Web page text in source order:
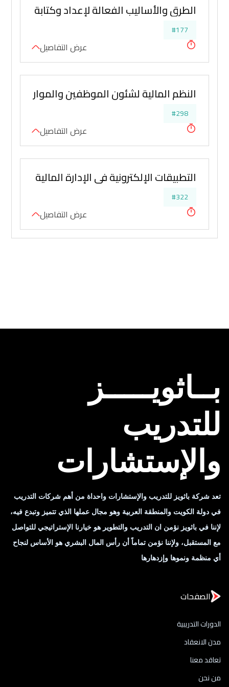
الطرق والأساليب الفعالة لإعداد وكتابة التقارير
#177
عرض التفاصيل
النظم المالية لشئون الموظفين والموارد
#298
عرض التفاصيل
التطبيقات الإلكترونية في الإدارة المالية
#322
عرض التفاصيل
بــاثويـــــز
للتدريب
والإستشارات
تعد شركة باثويز للتدريب والإستشارات واحداة من أهم شركات التدريب
في دولة الكويت والمنطقة العربية وهو مجال عملها الذي تتميز وتبدع فيه،
لإننا في باثويز نؤمن ان التدريب والتطوير هو خيارنا الإستراتيجي للتواصل
مع المستقبل، ولإننا نؤمن تماماً أن رأس المال البشري هو الأساس لنجاح
أي منظمة ونموها وإزدهارها
الصفحات
الدورات التدريبية
مدن الانعقاد
تعاقد معنا
من نحن